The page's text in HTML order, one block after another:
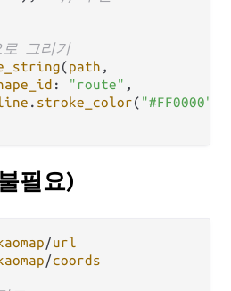
그리기
(path ,
: "route" ,
. stroke_color( "#FF0000"
필요)
/url
/coords